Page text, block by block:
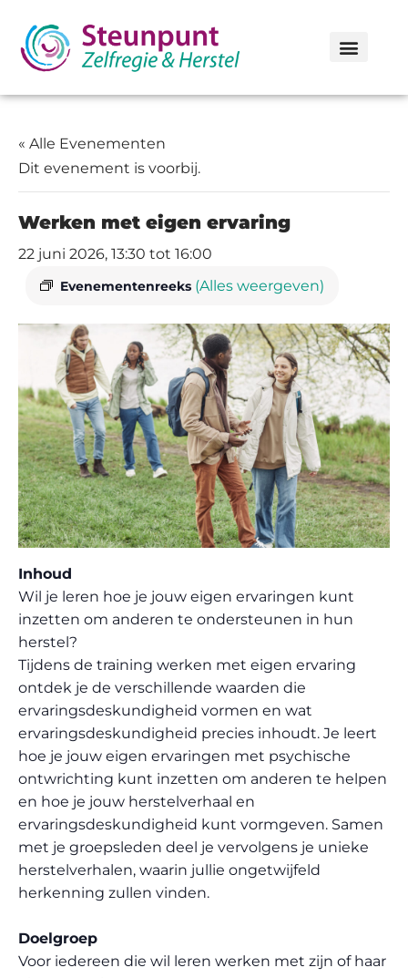
« Alle Evenementen
Dit evenement is voorbij.
Werken met eigen ervaring
22 juni 2026, 13:30 tot 16:00
Evenementenreeks (Alles weergeven)
Inhoud
Wil je leren hoe je jouw eigen ervaringen kunt
inzetten om anderen te ondersteunen in hun
herstel?
Tijdens de training werken met eigen ervaring
ontdek je de verschillende waarden die
ervaringsdeskundigheid vormen en wat
ervaringsdeskundigheid precies inhoudt. Je leert
hoe je jouw eigen ervaringen met psychische
ontwrichting kunt inzetten om anderen te helpen
en hoe je jouw herstelverhaal en
ervaringsdeskundigheid kunt vormgeven. Samen
met je groepsleden deel je vervolgens je unieke
herstelverhalen, waarin jullie ongetwijfeld
herkenning zullen vinden.
Doelgroep
Voor iedereen die wil leren werken met zijn of haar